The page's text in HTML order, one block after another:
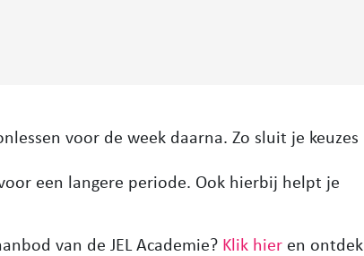
voor de week daarna. Zo sluit je keuzes
een langere periode. Ook hierbij helpt je
van de JEL Academie? Klik hier en ontdek